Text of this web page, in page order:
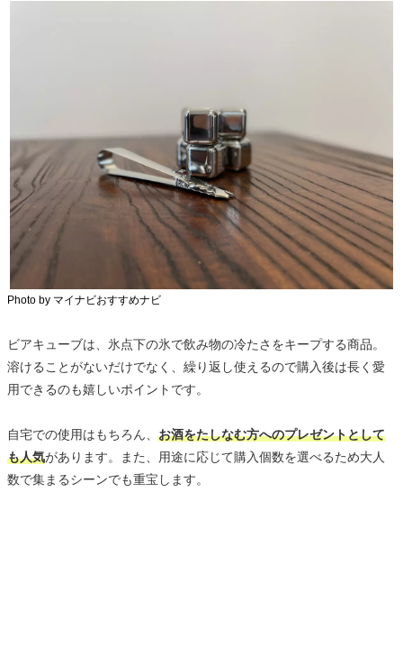
Photo by マイナビおすすめナビ
ビアキューブは、氷点下の氷で飲み物の冷たさをキープする商品。
溶けることがないだけでなく、繰り返し使えるので購入後は長く愛
用できるのも嬉しいポイントです。
自宅での使用はもちろん、 お酒をたしなむ方へのプレゼントとして
も人気があります。また、用途に応じて購入個数を選べるため大人
数で集まるシーンでも重宝します。